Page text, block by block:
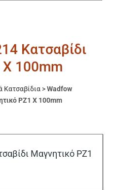
Κατσαβίδι
100mm
Κατσαβίδια >Wadfow
PZ1 X 100mm
Μαγνητικό PZ1